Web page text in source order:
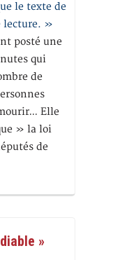
le texte de
lecture. »
posté une
qui
de
Elle
» la loi
de
»